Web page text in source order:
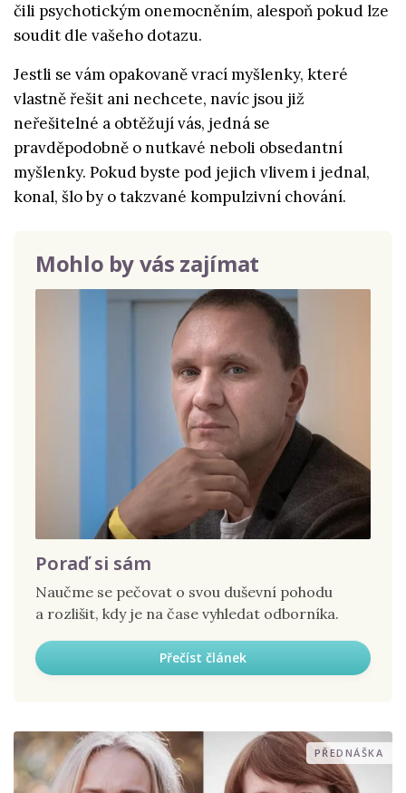
čili psychotickým onemocněním, alespoň pokud lze
soudit dle vašeho dotazu.
Jestli se vám opakovaně vrací myšlenky, které
vlastně řešit ani nechcete, navíc jsou již
neřešitelné a obtěžují vás, jedná se
pravděpodobně o nutkavé neboli obsedantní
myšlenky. Pokud byste pod jejich vlivem i jednal,
konal, šlo by o takzvané kompulzivní chování.
Mohlo by vás zajímat
Poraď si sám
Naučme se pečovat o svou duševní pohodu
a rozlišit, kdy je na čase vyhledat odborníka.
Přečíst článek
PŘEDNÁŠKA